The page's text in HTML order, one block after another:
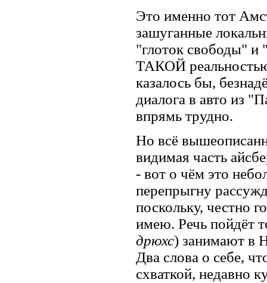
Это именно тот
зашуганные
"глоток свободы" и
ТАКОЙ реальностью
казалось бы,
диалога в авто из
впрямь трудно.
Но всё
видимая часть
- вот о чём это
перепрыгну
поскольку, честно
имею. Речь пойдёт
дрюхс) занимают в
Два слова о себе,
схваткой, недавно